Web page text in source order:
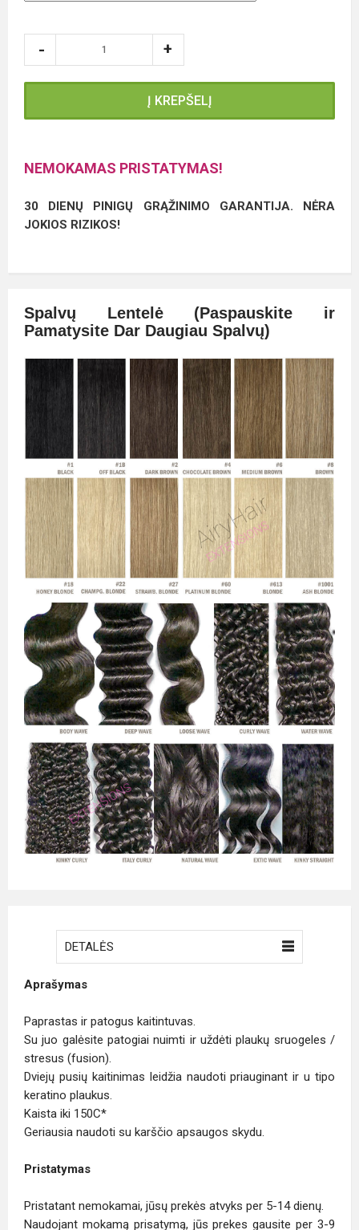
Į KREPŠELĮ
NEMOKAMAS PRISTATYMAS!
30 DIENŲ PINIGŲ GRĄŽINIMO GARANTIJA. NĖRA
JOKIOS RIZIKOS!
Spalvų Lentelė (Paspauskite ir
Pamatysite Dar Daugiau Spalvų)
DETALĖS
Aprašymas
Paprastas ir patogus kaitintuvas.
Su juo galėsite patogiai nuimti ir uždėti plaukų sruogeles /
stresus (fusion).
Dviejų pusių kaitinimas leidžia naudoti priauginant ir u tipo
keratino plaukus.
Kaista iki 150C*
Geriausia naudoti su karščio apsaugos skydu.
Pristatymas
Pristatant nemokamai, jūsų prekės atvyks per 5-14 dienų.
Naudojant mokamą prisatymą, jūs prekes gausite per 3-9